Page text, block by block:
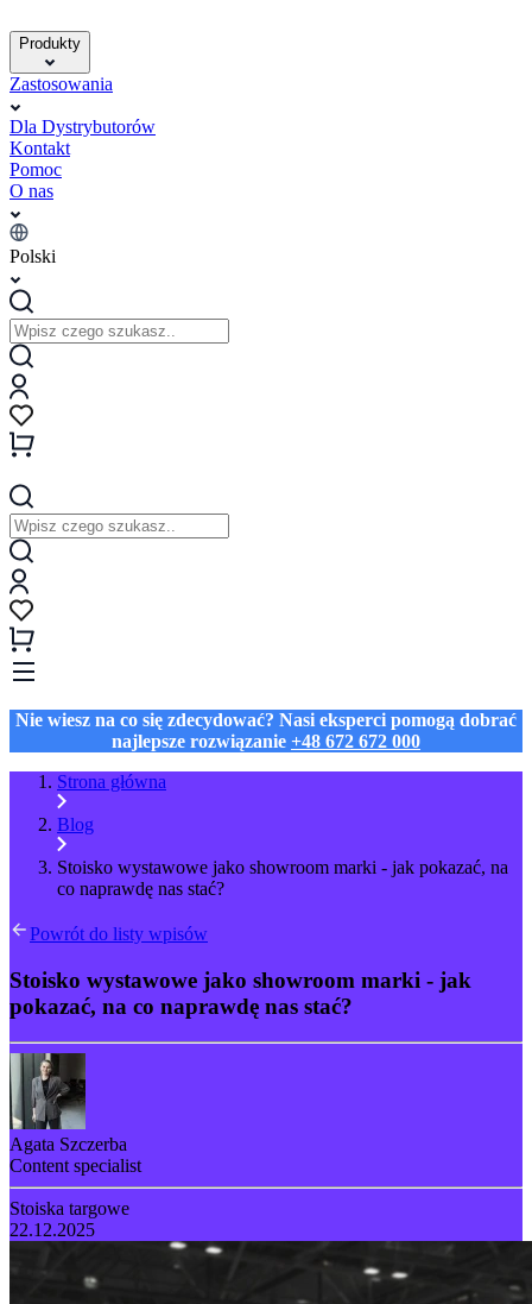
Produkty
Zastosowania
Dla Dystrybutorów
Kontakt
Pomoc
O nas
Polski
Nie wiesz na co się zdecydować? Nasi eksperci pomogą dobrać
najlepsze rozwiązanie +48 672 672 000
Strona główna
Blog
Stoisko wystawowe jako showroom marki - jak pokazać, na
co naprawdę nas stać?
Powrót do listy wpisów
Stoisko wystawowe jako showroom marki - jak
pokazać, na co naprawdę nas stać?
Agata Szczerba
Content specialist
Stoiska targowe
22.12.2025